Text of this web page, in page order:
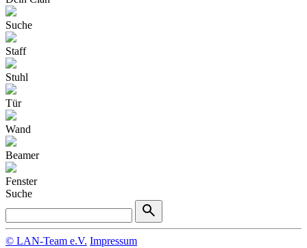
Suche
Staff
Stuhl
Tür
Wand
Beamer
Fenster
Suche
© LAN-Team e.V. Impressum